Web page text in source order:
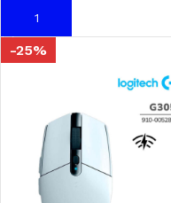
AÑADIR AL CARRITO
-25%